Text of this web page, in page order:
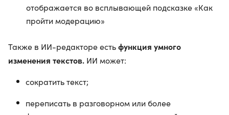
отображается во всплывающей подсказке «Как
пройти модерацию»
Также в ИИ-редакторе естьфункция умного
изменения текстов. ИИ может:
сократить текст;
переписать в разговорном или более